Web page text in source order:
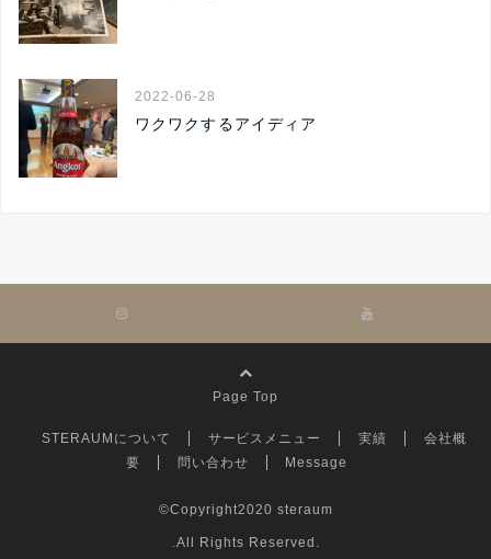
2022-06-28
ワクワクするアイディア
Page Top
STERAUMについて サービスメニュー 実績
会社概
要
問い合わせ Message
©Copyright2020 steraum
.All Rights Reserved.